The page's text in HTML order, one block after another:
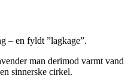
– en fyldt ”lagkage”.
man derimod varmt vand
sinnerske cirkel.